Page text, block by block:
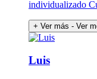
individualizado
+ Ver más - Ver
Luis